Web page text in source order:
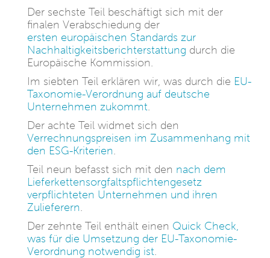
Der sechste Teil beschäftigt sich mit der
finalen Verabschiedung der
ersten europäischen Standards zur
Nachhaltigkeitsberichterstattung durch die
Europäische Kommission.
Im siebten Teil erklären wir, was durch die EU-
Taxonomie-Verordnung auf deutsche
Unternehmen zukommt.
Der achte Teil widmet sich den
Verrechnungspreisen im Zusammenhang mit
den ESG-Kriterien.
Teil neun befasst sich mit den nach dem
Lieferkettensorgfaltspflichtengesetz
verpflichteten Unternehmen und ihren
Zulieferern.
Der zehnte Teil enthält einen Quick Check,
was für die Umsetzung der EU-Taxonomie-
Verordnung notwendig ist.